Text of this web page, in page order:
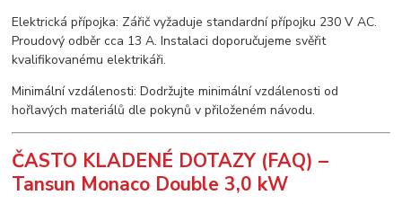
Elektrická přípojka: Zářič vyžaduje standardní přípojku 230 V AC.
Proudový odběr cca 13 A. Instalaci doporučujeme svěřit
kvalifikovanému elektrikáři.
Minimální vzdálenosti: Dodržujte minimální vzdálenosti od
hořlavých materiálů dle pokynů v přiloženém návodu.
ČASTO KLADENÉ DOTAZY (FAQ) –
Tansun Monaco Double 3,0 kW